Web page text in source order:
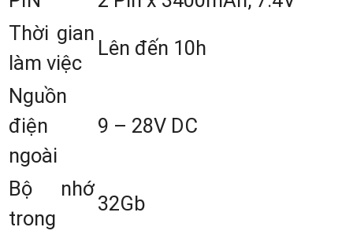
Máy GPS RTK GeoMate SG9 New
Nhất Xuất Xứ Singapore
Thời gian
làm việc
Lên đến 10h
Nguồn
điện
ngoài
9 – 28V DC
Bộ nhớ
trong
32Gb